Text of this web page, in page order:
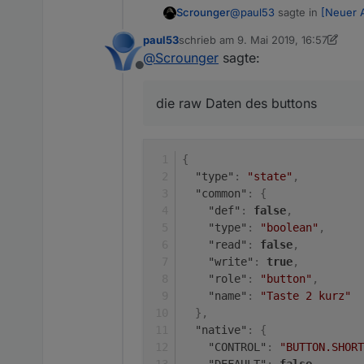
Scrounger@paul53 sagte in [Neuer
@Scrounger
(parent / linked). Im
Laut log bleibt der
durchlaufen lassen?
Offline
paul53schrieb am 9. Mai 2019, 16:57
zuletzt editiert von paul535. Sept.
@Scrounger sagte:
die raw Daten des buttons
{
"type" : "state" ,
"common" :
{
"def" : false,
"type" : "boolean" ,
"read" : false,
"write" : true,
"role" : "button" ,
"name" :
"Taste 2 kurz"
} ,
"native" :
{
"CONTROL" :